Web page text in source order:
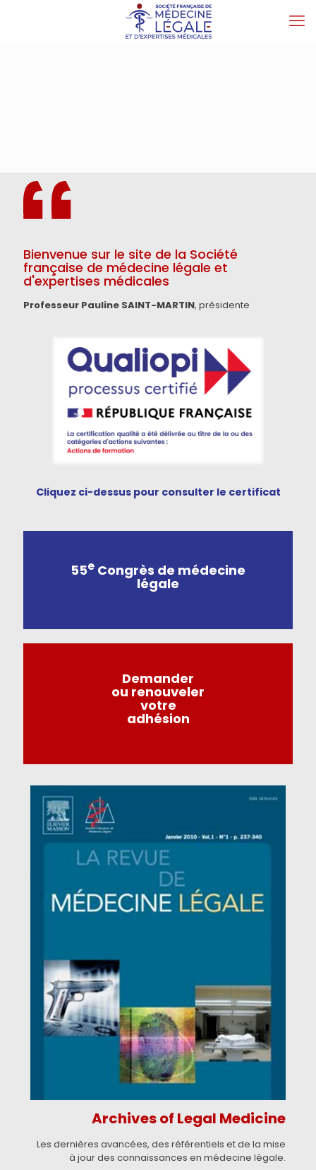
Bienvenue sur le site de la Société
française de médecine légale et
d'expertises médicales
Professeur Pauline SAINT-MARTIN, présidente
Cliquez ci-dessus pour consulter le certificat
55e Congrès de médecine
légale
Demander
ou renouveler
votre
adhésion
Archives of Legal Medicine
Les dernières avancées, des référentiels et de la mise
à jour des connaissances en médecine légale.